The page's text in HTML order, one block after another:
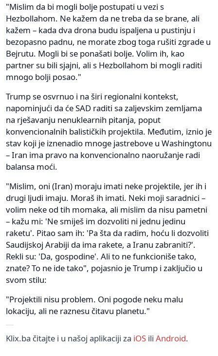
"Mislim da bi mogli bolje postupati u vezi s
Hezbollahom. Ne kažem da ne treba da se brane, ali
kažem – kada dva drona budu ispaljena u pustinju i
bezopasno padnu, ne morate zbog toga rušiti zgrade u
Bejrutu. Mogli bi se ponašati bolje. Volim ih, kao
partner su bili sjajni, ali s Hezbollahom bi mogli raditi
mnogo bolji posao."
Trump se osvrnuo i na širi regionalni kontekst,
napominjući da će SAD raditi sa zaljevskim zemljama
na rješavanju nenuklearnih pitanja, poput
konvencionalnih balističkih projektila. Međutim, iznio je
stav koji je iznenadio mnoge jastrebove u Washingtonu
– Iran ima pravo na konvencionalno naoružanje radi
balansa moći.
"Mislim, oni (Iran) moraju imati neke projektile, jer ih i
drugi ljudi imaju. Moraš ih imati. Neki moji saradnici –
volim neke od tih momaka, ali mislim da nisu pametni
– kažu mi: 'Ne smiješ im dozvoliti ni jednu jedinu
raketu'. Pitao sam ih: 'Pa šta da radim, hoću li dozvoliti
Saudijskoj Arabiji da ima rakete, a Iranu zabraniti?'.
Rekli su: 'Da, gospodine'. Ali to ne funkcioniše tako,
znate? To ne ide tako", pojasnio je Trump i zaključio u
svom stilu:
"Projektili nisu problem. Oni pogode neku malu
lokaciju, ali ne raznesu čitavu planetu."
Klix.ba čitajte i u našoj aplikaciji za iOS ili Android.